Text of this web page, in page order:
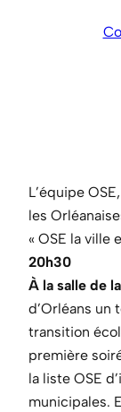
L’équipe
les
« OSE la ville
20h30
À la salle de
d’Orléans un
transition
première
la liste OSE
municipales.